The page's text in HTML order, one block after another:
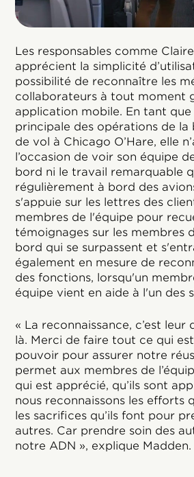
Les responsables comme
apprécient la simplicité
possibilité de reconnaître les
collaborateurs à tout moment
application mobile. En tant que
principale des opérations de la
de vol à Chicago O’Hare, elle
l’occasion de voir son équipe
bord ni le travail remarquable
régulièrement à bord des
s'appuie sur les lettres des
membres de l'équipe pour
témoignages sur les membres
bord qui se surpassent et
également en mesure de
des fonctions, lorsqu'un
équipe vient en aide à l'un des
« La reconnaissance, c’est leur
là. Merci de faire tout ce qui
pouvoir pour assurer notre
permet aux membres de
qui est apprécié, qu’ils sont
nous reconnaissons les efforts
les sacrifices qu’ils font pour
autres. Car prendre soin des
notre ADN », explique Madden.